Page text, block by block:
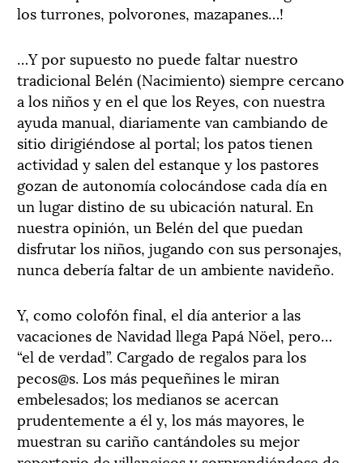
los turrones, polvorones, mazapanes…!
…Y por supuesto no puede faltar nuestro
tradicional Belén (Nacimiento) siempre cercano
a los niños y en el que los Reyes, con nuestra
ayuda manual, diariamente van cambiando de
sitio dirigiéndose al portal; los patos tienen
actividad y salen del estanque y los pastores
gozan de autonomía colocándose cada día en
un lugar distino de su ubicación natural. En
nuestra opinión, un Belén del que puedan
disfrutar los niños, jugando con sus personajes,
nunca debería faltar de un ambiente navideño.
Y, como colofón final, el día anterior a las
vacaciones de Navidad llega Papá Nöel, pero…
“el de verdad”. Cargado de regalos para los
pecos@s. Los más pequeñines le miran
embelesados; los medianos se acercan
prudentemente a él y, los más mayores, le
muestran su cariño cantándoles su mejor